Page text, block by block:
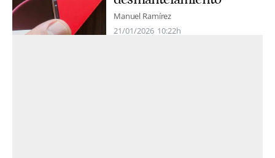
Manuel Ramírez
21/01/2026 10:22h